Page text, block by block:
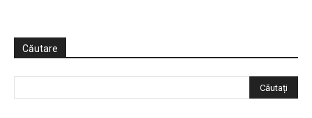
Căutare